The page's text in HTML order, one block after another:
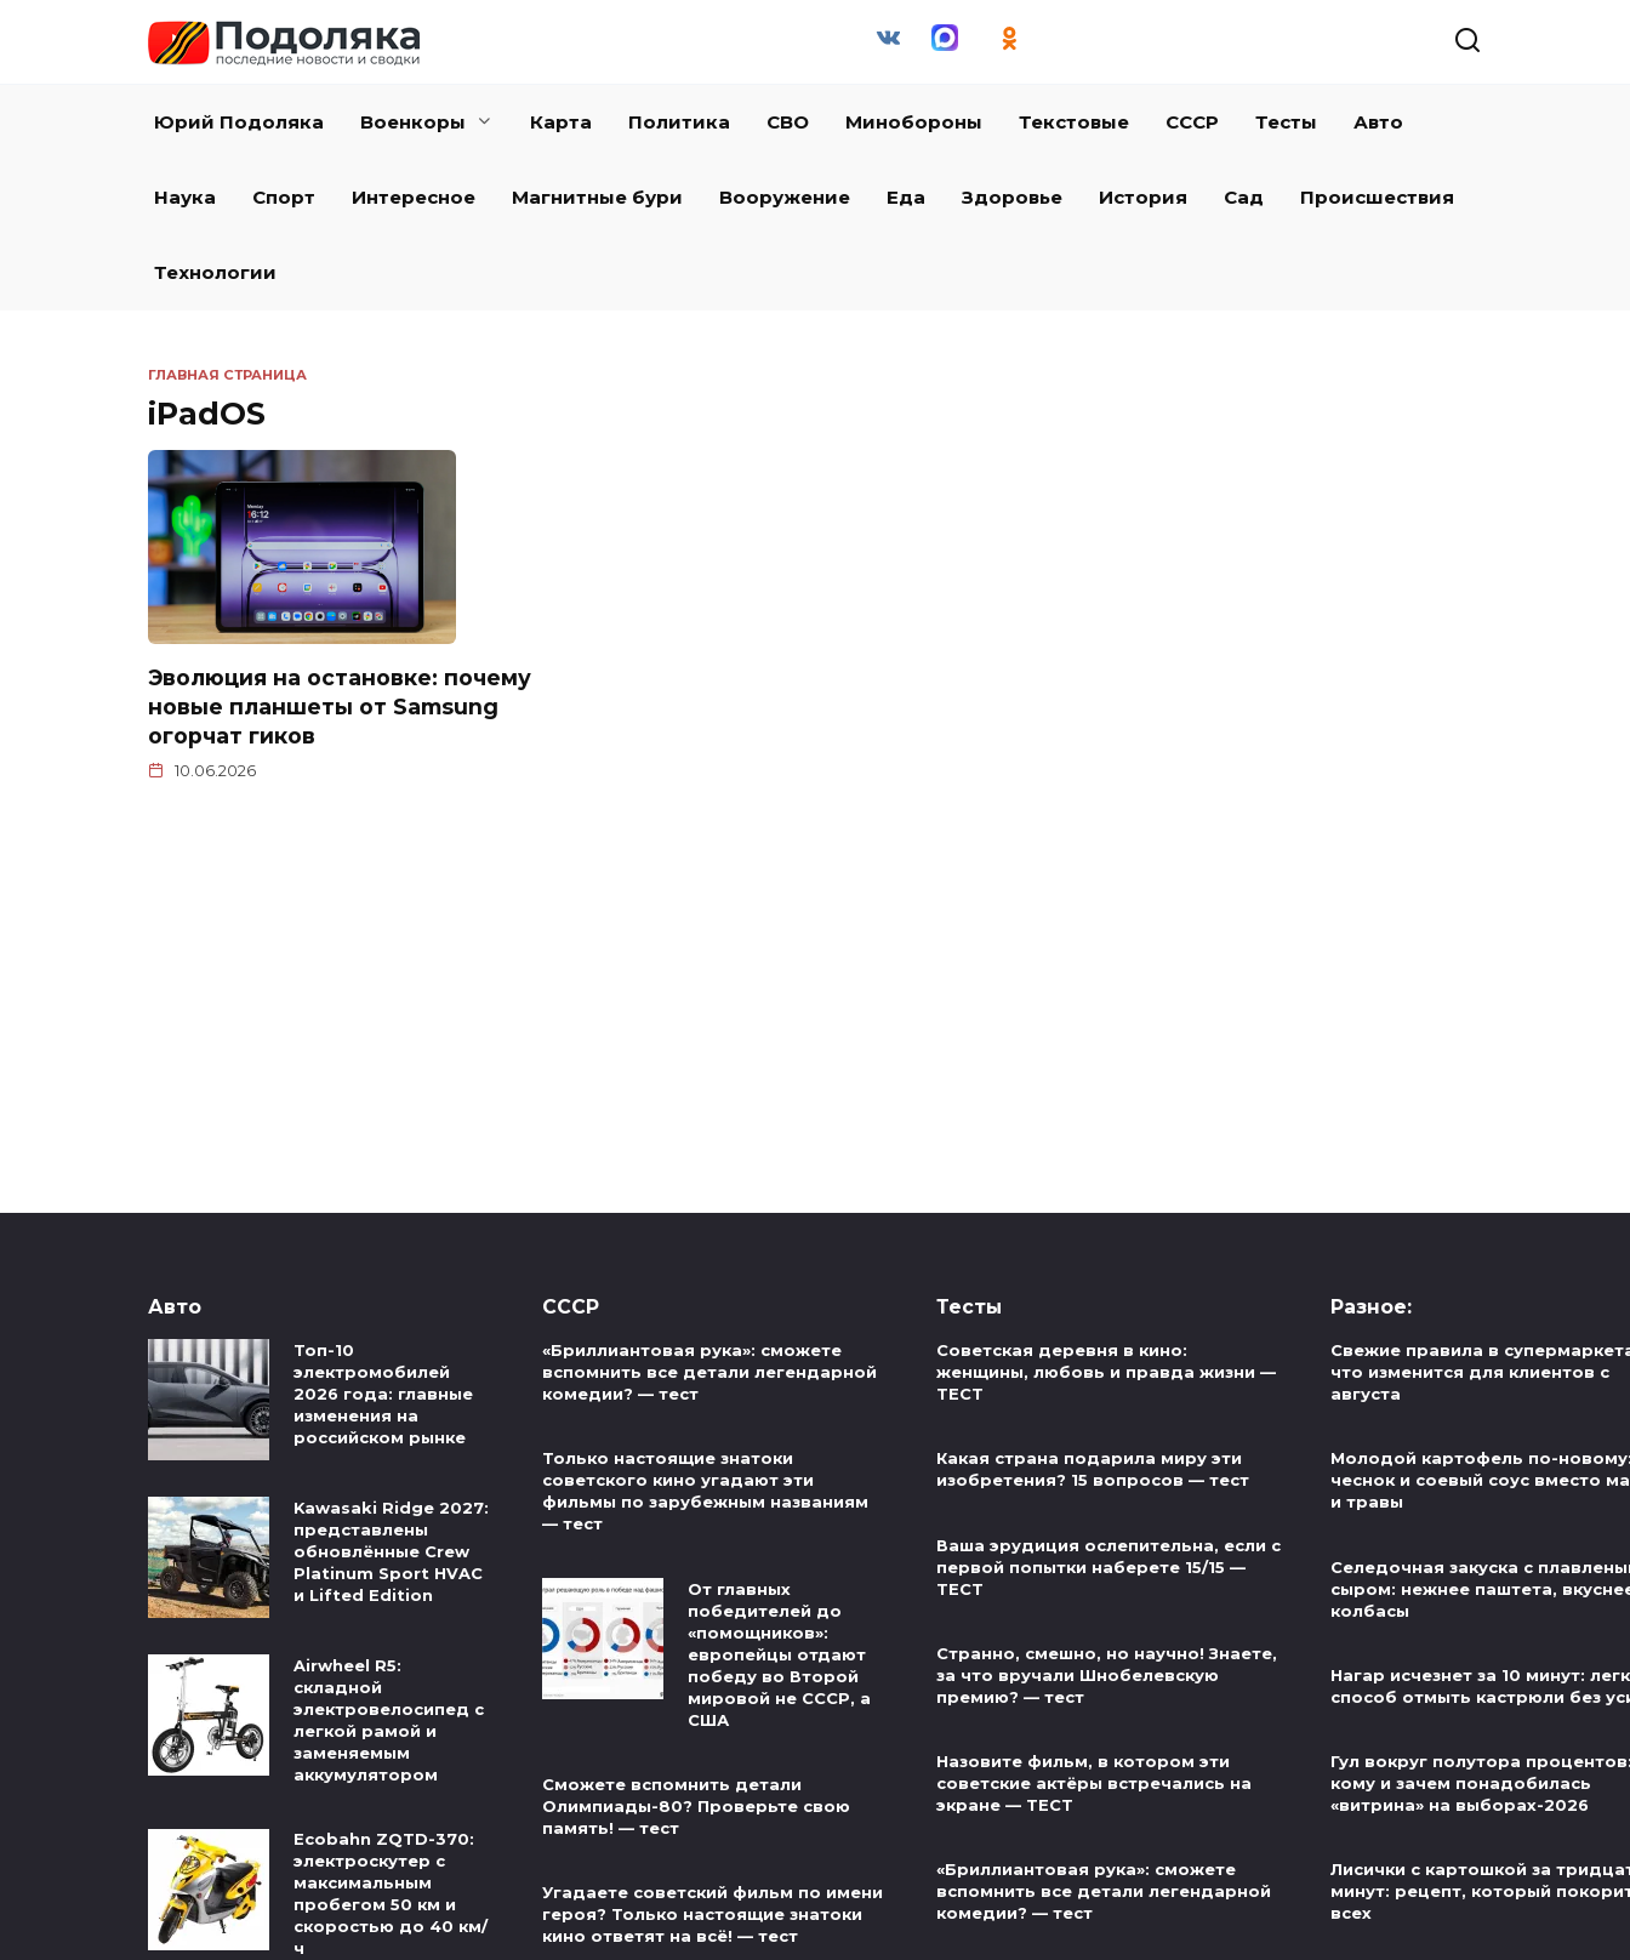
Юрий Подоляка Военкоры Карта Политика СВО Минобороны Текстовые СССР Тесты Авто
Наука Спорт Интересное Магнитные бури Вооружение Еда Здоровье История Сад Происшествия
Технологии
ГЛАВНАЯ СТРАНИЦА
iPadOS
Эволюция на остановке: почему
новые планшеты от Samsung
огорчат гиков
10.06.2026
Авто
Топ-10
электромобилей
2026 года: главные
изменения на
российском рынке
Kawasaki Ridge 2027:
представлены
обновлённые Crew
Platinum Sport HVAC
и Lifted Edition
Airwheel R5:
складной
электровелосипед с
легкой рамой и
заменяемым
аккумулятором
Ecobahn ZQTD-370:
электроскутер с
максимальным
пробегом 50 км и
скоростью до 40 км/
ч
СССР
«Бриллиантовая рука»: сможете
вспомнить все детали легендарной
комедии? — тест
Только настоящие знатоки
советского кино угадают эти
фильмы по зарубежным названиям
— тест
От главных
победителей до
«помощников»:
европейцы отдают
победу во Второй
мировой не СССР, а
США
Сможете вспомнить детали
Олимпиады-80? Проверьте свою
память! — тест
Угадаете советский фильм по имени
героя? Только настоящие знатоки
кино ответят на всё! — тест
Тесты
Советская деревня в кино:
женщины, любовь и правда жизни —
ТЕСТ
Какая страна подарила миру эти
изобретения? 15 вопросов — тест
Ваша эрудиция ослепительна, если с
первой попытки наберете 15/15 —
ТЕСТ
Странно, смешно, но научно! Знаете,
за что вручали Шнобелевскую
премию? — тест
Назовите фильм, в котором эти
советские актёры встречались на
экране — ТЕСТ
«Бриллиантовая рука»: сможете
вспомнить все детали легендарной
комедии? — тест
Разное:
Свежие правила в
что изменится для клиентов с
августа
Молодой картофель по-
чеснок и соевый соус вместо
и травы
Селедочная закуска с
сыром: нежнее паштета,
колбасы
Нагар исчезнет за 10 минут:
способ отмыть кастрюли без
Гул вокруг полутора
кому и зачем понадобилась
«витрина» на выборах-2026
Лисички с картошкой за
минут: рецепт, который
всех